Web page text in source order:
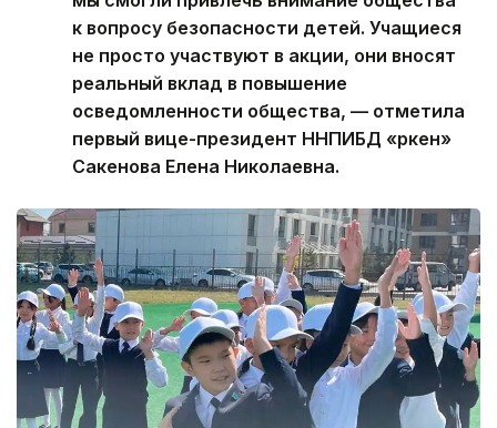
к вопросу безопасности детей. Учащиеся
не просто участвуют в акции, они вносят
реальный вклад в повышение
осведомленности общества, — отметила
первый вице-президент ННПИБД «Өркен»
Сакенова Елена Николаевна.